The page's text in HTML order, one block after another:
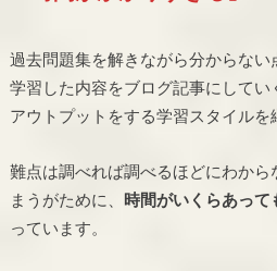
過去問題集を解きながら分からない
学習した内容をブログ記事にしてい
アウトプットをする学習スタイルを
難点は調べれば調べるほどにわから
まうがために、 時間がいくらあって
っています。